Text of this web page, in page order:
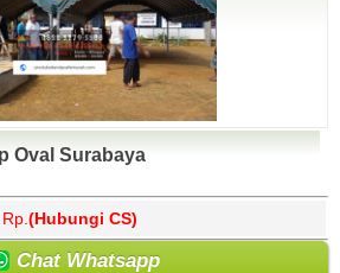
Oval Surabaya
Rp. (Hubungi CS)
Chat Whatsapp